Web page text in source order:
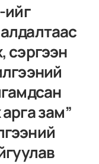
ийг
сэргээн
зам”